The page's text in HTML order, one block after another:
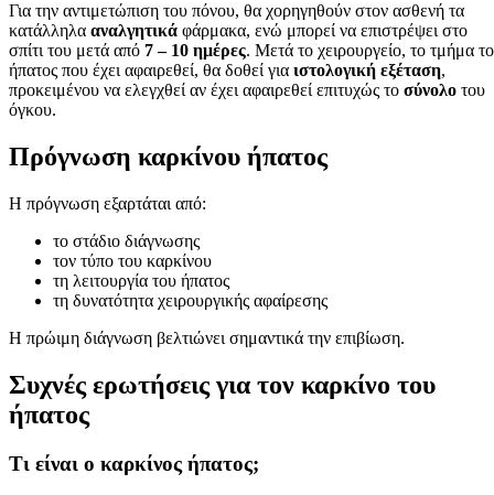
Για την αντιμετώπιση του πόνου, θα χορηγηθούν στον ασθενή τα
κατάλληλα αναλγητικά φάρμακα, ενώ μπορεί να επιστρέψει στο
σπίτι του μετά από 7 – 10 ημέρες. Μετά το χειρουργείο, το τμήμα
ήπατος που έχει αφαιρεθεί, θα δοθεί για ιστολογική εξέταση,
προκειμένου να ελεγχθεί αν έχει αφαιρεθεί επιτυχώς το σύνολο του
όγκου.
Πρόγνωση καρκίνου ήπατος
Η πρόγνωση εξαρτάται από:
το στάδιο διάγνωσης
τον τύπο του καρκίνου
τη λειτουργία του ήπατος
τη δυνατότητα χειρουργικής αφαίρεσης
Η πρώιμη διάγνωση βελτιώνει σημαντικά την επιβίωση.
Συχνές ερωτήσεις για τον καρκίνο του
ήπατος
Τι είναι ο καρκίνος ήπατος;